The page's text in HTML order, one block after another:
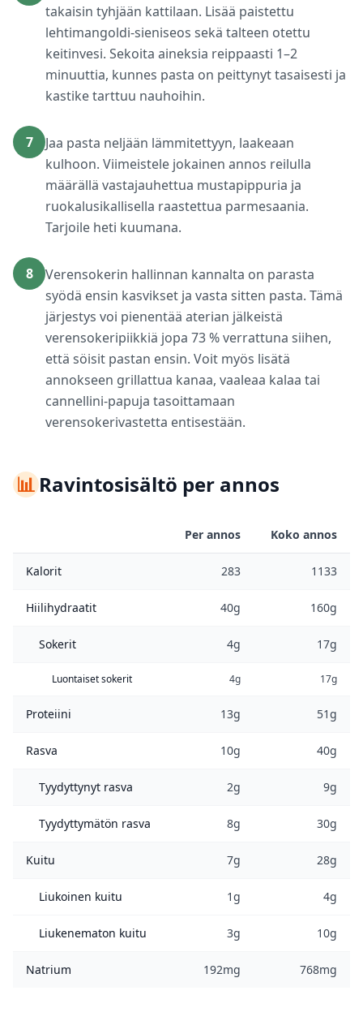
takaisin tyhjään kattilaan. Lisää paistettu
lehtimangoldi-sieniseos sekä talteen otettu
keitinvesi. Sekoita aineksia reippaasti 1–2
minuuttia, kunnes pasta on peittynyt tasaisesti ja
kastike tarttuu nauhoihin.
7
Jaa pasta neljään lämmitettyyn, laakeaan
kulhoon. Viimeistele jokainen annos reilulla
määrällä vastajauhettua mustapippuria ja
ruokalusikallisella raastettua parmesaania.
Tarjoile heti kuumana.
8
Verensokerin hallinnan kannalta on parasta
syödä ensin kasvikset ja vasta sitten pasta. Tämä
järjestys voi pienentää aterian jälkeistä
verensokeripiikkiä jopa 73 % verrattuna siihen,
että söisit pastan ensin. Voit myös lisätä
annokseen grillattua kanaa, vaaleaa kalaa tai
cannellini-papuja tasoittamaan
verensokerivastetta entisestään.
📊Ravintosisältö per annos
Per annos Koko annos
Kalorit 283 1133
Hiilihydraatit 40g 160g
Sokerit 4g 17g
Luontaiset sokerit 4g 17g
Proteiini 13g 51g
Rasva 10g 40g
Tyydyttynyt rasva 2g 9g
Tyydyttymätön rasva 8g 30g
Kuitu 7g 28g
Liukoinen kuitu 1g 4g
Liukenematon kuitu 3g 10g
Natrium 192mg 768mg